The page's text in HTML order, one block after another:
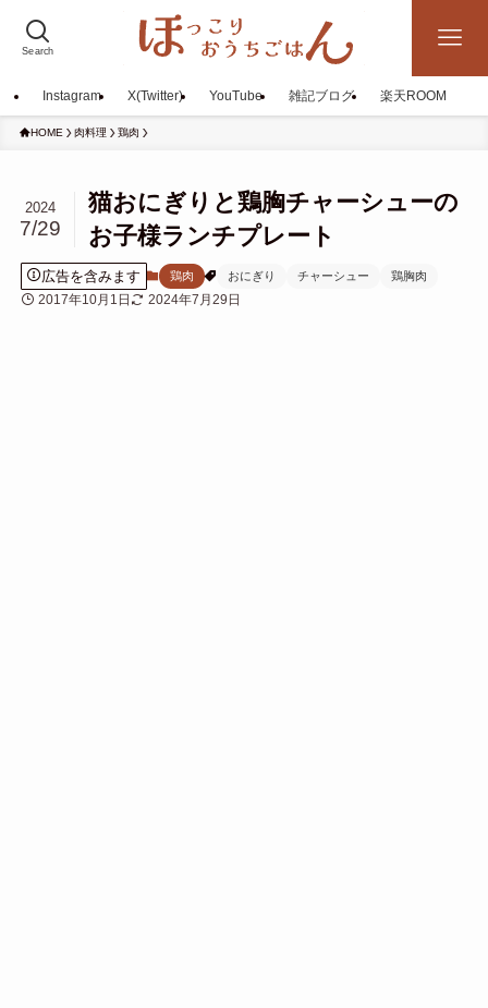
Search
Instagram X(Twitter) YouTube 雑記ブログ 楽天ROOM
HOME 肉料理 鶏肉
猫おにぎりと鶏胸チャーシューの
お子様ランチプレート
2024
7/29
広告を含みます 鶏肉 おにぎり チャーシュー 鶏胸肉
2017年10月1日 2024年7月29日